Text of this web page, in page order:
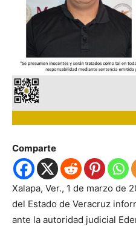
Comparte
Xalapa, Ver., 1 de marzo de
del Estado de Veracruz
ante la autoridad judicial